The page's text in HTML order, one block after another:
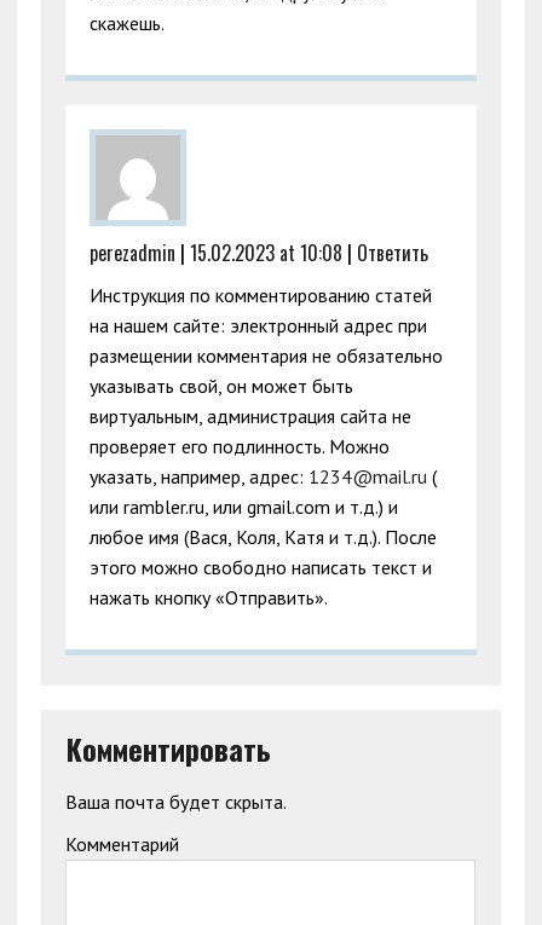
скажешь.
perezadmin | 15.02.2023 at 10:08 | Ответить
Инструкция по комментированию статей
на нашем сайте: электронный адрес при
размещении комментария не обязательно
указывать свой, он может быть
виртуальным, администрация сайта не
проверяет его подлинность. Можно
указать, например, адрес: 1234@mail.ru (
или rambler.ru, или gmail.com и т.д.) и
любое имя (Вася, Коля, Катя и т.д.). После
этого можно свободно написать текст и
нажать кнопку «Отправить».
Комментировать
Ваша почта будет скрыта.
Комментарий